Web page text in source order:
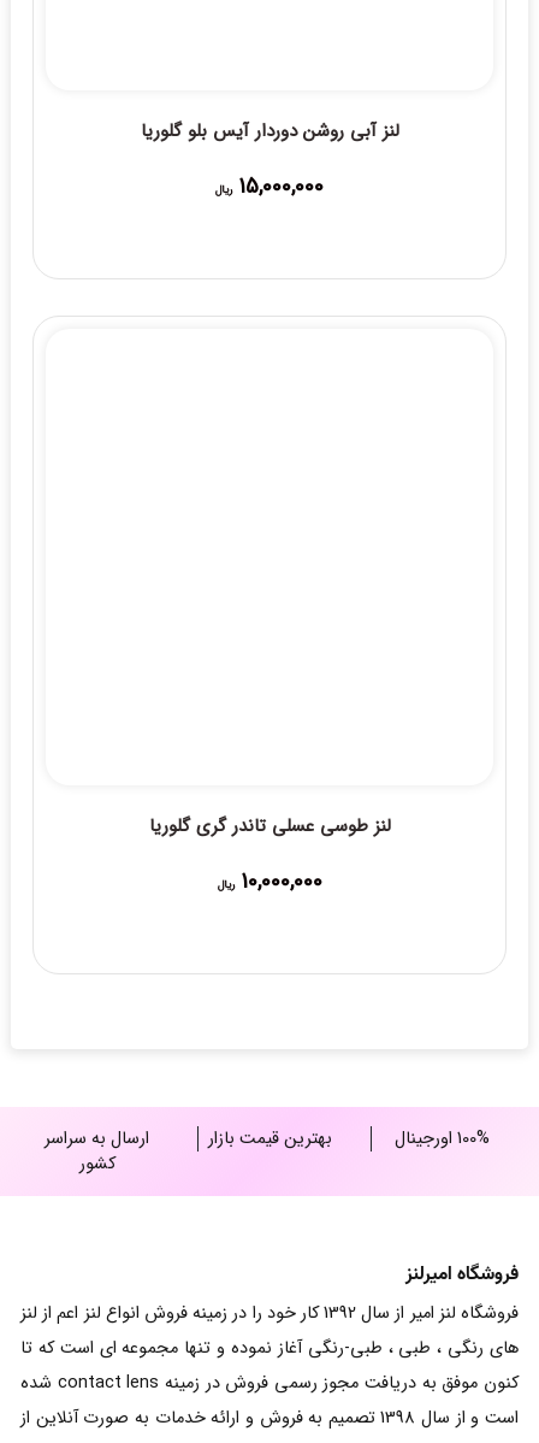
لنز آبی روشن دوردار آیس بلو گلوریا
15,000,000 ریال
لنز طوسی عسلی تاندر گری گلوریا
10,000,000 ریال
100% اورجینال بهترین قیمت بازار
ارسال به سراسر
کشور
فروشگاه امیرلنز
فروشگاه لنز امیر از سال 1392 کار خود را در زمینه فروش انواع لنز اعم از لنز
های رنگی ، طبی ، طبی-رنگی آغاز نموده و تنها مجموعه ای است که تا
کنون موفق به دریافت مجوز رسمی فروش در زمینه contact lens شده
است و از سال 1398 تصمیم به فروش و ارائه خدمات به صورت آنلاین از